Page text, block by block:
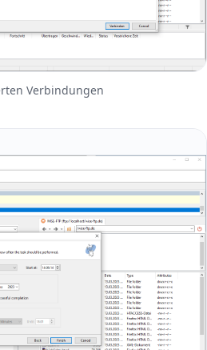
Verbindungen